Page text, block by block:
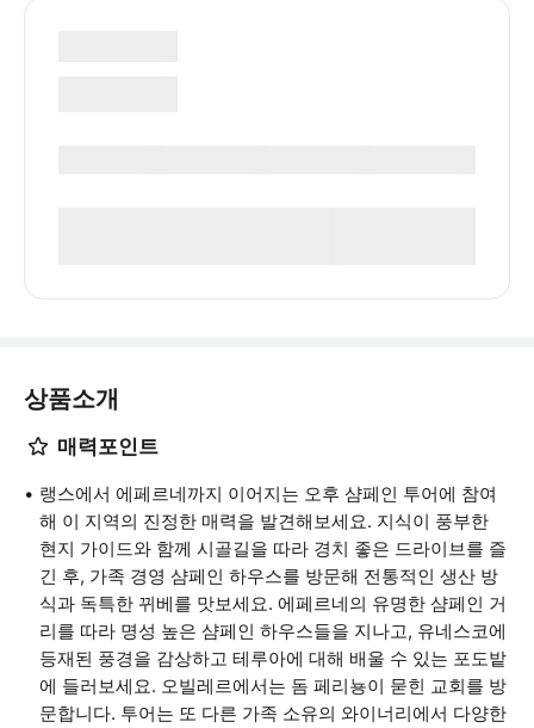
상품소개
매력포인트
랭스에서 에페르네까지 이어지는 오후 샴페인 투어에 참여
해 이 지역의 진정한 매력을 발견해보세요. 지식이 풍부한
현지 가이드와 함께 시골길을 따라 경치 좋은 드라이브를 즐
긴 후, 가족 경영 샴페인 하우스를 방문해 전통적인 생산 방
식과 독특한 뀌베를 맛보세요. 에페르네의 유명한 샴페인 거
리를 따라 명성 높은 샴페인 하우스들을 지나고, 유네스코에
등재된 풍경을 감상하고 테루아에 대해 배울 수 있는 포도밭
에 들러보세요. 오빌레르에서는 돔 페리뇽이 묻힌 교회를 방
문합니다. 투어는 또 다른 가족 소유의 와이너리에서 다양한